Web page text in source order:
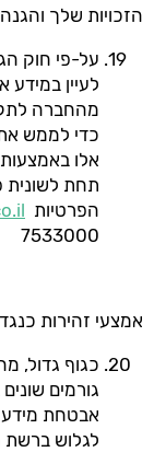
הזכויות שלך
לעיין
מהחברה
כדי לממש את
אלו
תחת לשונית
הפרטיות
7533000
אמצעי זהירות
כגוף גדול,
גורמים
אבטחת מידע
לגלוש ברשת